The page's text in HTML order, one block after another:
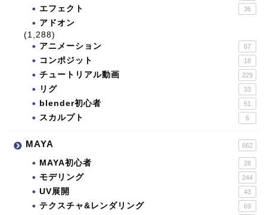
エフェクト 36
アドオン
(1,288)
アニメーション
67
コンポジット 18
チュートリアル動画 229
リグ 33
blender初心者 51
スカルプト 6
MAYA 662
MAYA初心者 28
モデリング 244
UV展開 43
テクスチャ&レンダリング 69